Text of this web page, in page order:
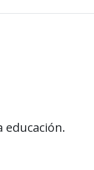
educación.